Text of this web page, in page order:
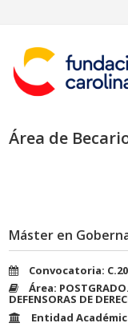
Área de
Máster en
Convocatoria:
Área:
DEFENSORAS DE
Entidad